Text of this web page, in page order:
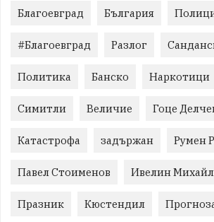
Благоевград България
#Благоевград Разлог
Политика Банско Наркотици
Симитли Величие Гоце
Катастрофа задържан Румен
Павел Стоименов Ивелин
Празник Кюстендил